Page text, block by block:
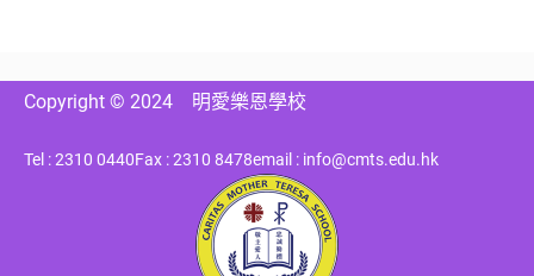
Copyright © 2024 明愛樂恩學校
Tel : 2310 0440Fax : 2310 8478email : info@cmts.edu.hk